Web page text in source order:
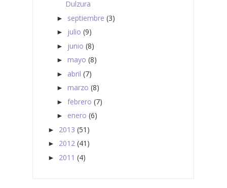
Dulzura
► septiembre (3)
► julio (9)
► junio (8)
► mayo (8)
► abril (7)
► marzo (8)
► febrero (7)
► enero (6)
► 2013 (51)
► 2012 (41)
► 2011 (4)